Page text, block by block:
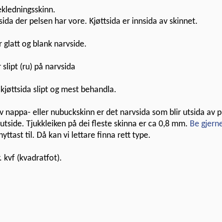
der pelsen har vore. Kjøttsida er innsida av skinnet.
glatt og blank narvside.
(ru) på narvsida
slipt og mest behandla.
nappa- eller nubuckskinn er det narvsida som blir utsida av
Tjukkleiken på dei fleste skinna er ca 0,8 mm. Be
til. Då kan vi lettare finna rett type.
kvf (kvadratfot).